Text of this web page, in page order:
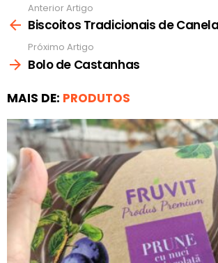
mais
Anterior Artigo
Biscoitos Tradicionais de
Próximo Artigo
Bolo de Castanhas
MAIS DE: PRODUTOS